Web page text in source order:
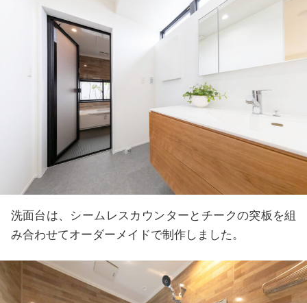
洗面台は、シームレスカウンターとチークの突板を組
み合わせてオーダーメイドで制作しました。